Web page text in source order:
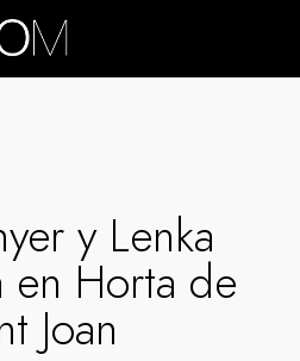
y Lenka
en Horta de
Joan